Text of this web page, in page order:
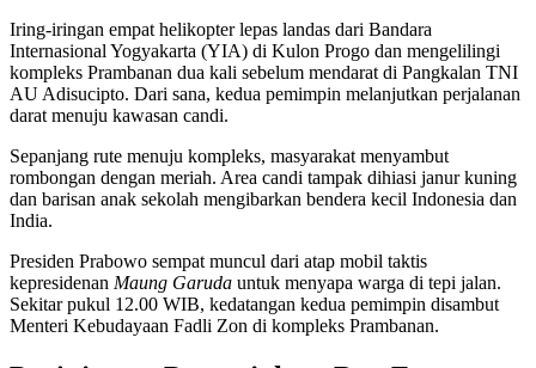
Iring-iringan empat helikopter lepas landas dari Bandara
Internasional Yogyakarta (YIA) di Kulon Progo dan mengelilingi
kompleks Prambanan dua kali sebelum mendarat di Pangkalan TNI
AU Adisucipto. Dari sana, kedua pemimpin melanjutkan perjalanan
darat menuju kawasan candi.
Sepanjang rute menuju kompleks, masyarakat menyambut
rombongan dengan meriah. Area candi tampak dihiasi janur kuning
dan barisan anak sekolah mengibarkan bendera kecil Indonesia dan
India.
Presiden Prabowo sempat muncul dari atap mobil taktis
kepresidenan Maung Garuda untuk menyapa warga di tepi jalan.
Sekitar pukul 12.00 WIB, kedatangan kedua pemimpin disambut
Menteri Kebudayaan Fadli Zon di kompleks Prambanan.